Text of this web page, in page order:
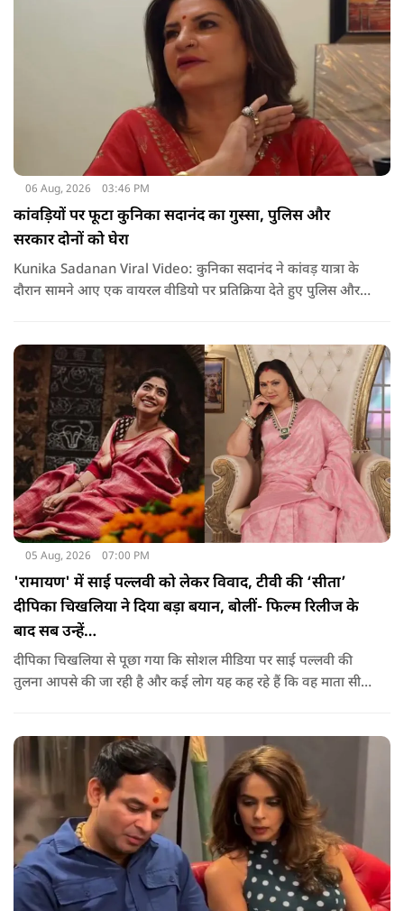
06 Aug, 2026 03:46 PM
कांवड़ियों पर फूटा कुनिका सदानंद का गुस्सा, पुलिस और
सरकार दोनों को घेरा
Kunika Sadanan Viral Video: कुनिका सदानंद ने कांवड़ यात्रा के
दौरान सामने आए एक वायरल वीडियो पर प्रतिक्रिया देते हुए पुलिस और
मारपीट करता है, तो उसके खिलाफ सख्त कार्रवाई होनी चाहिए.
05 Aug, 2026 07:00 PM
'रामायण' में साई पल्लवी को लेकर विवाद, टीवी की ‘सीता’
दीपिका चिखलिया ने दिया बड़ा बयान, बोलीं- फिल्म रिलीज के
बाद सब उन्हें…
दीपिका चिखलिया से पूछा गया कि सोशल मीडिया पर साई पल्लवी की
तुलना आपसे की जा रही है और कई लोग यह कह रहे हैं कि वह माता सीता
के प्यार के रूप में देखती हैं.